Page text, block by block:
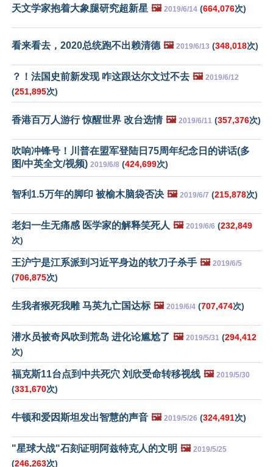
天文学家抱着大象腿研究超新星 🖼️ 2019/6/14 (664,076次)
看来看去，2020总统跑不出赖清德 🖼️ 2019/6/13 (348,018次)
？！法国史前新发现 咋这跟达尔文过不去 🖼️ 2019/6/12
(251,895次)
香港百万人游行 惊醒世界 改台选情 🖼️ 2019/6/11 (357,376次)
吹响冲锋号！川普在盟军登陆日75周年纪念日的讲话(多
图/中英全文/视频) 2019/6/8 (424,699次)
智利1.5万年的脚印 被榆木脑袋否决 🖼️ 2019/6/7 (215,878次)
老妇一生无痛感 医学家的解释笑死人 🖼️ 2019/6/6 (232,849
次)
王沪宁是江系派到习近平身边的软刀子杀手 🖼️ 2019/6/5
(706,875次)
生我者猴死我雕 马英九亡国达标 🖼️ 2019/6/4 (707,474次)
潜水员被奇风吹到荒岛 进化论尴尬了 🖼️ 2019/5/31 (294,412
次)
福克斯11台点到中共死穴 刘欣受命转移视线 🖼️ 2019/5/30
(331,670次)
牛顿和爱因斯坦发出智慧的声音 🖼️ 2019/5/26 (324,491次)
"星球大战"石刻证明阿兹特克人的文明 🖼️ 2019/5/25
(246,263次)